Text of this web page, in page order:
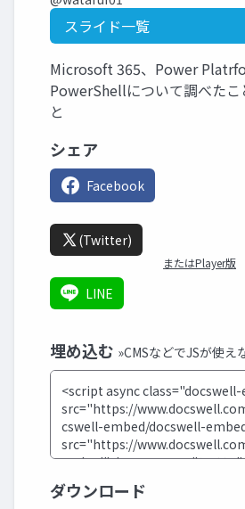
スライド一覧
Microsoft 365、Power
PowerShellについて調べたこ
と
シェア
Facebook
(Twitter)
またはPlayer版
LINE
埋め込む »CMSなどでJSが使え
ダウンロード